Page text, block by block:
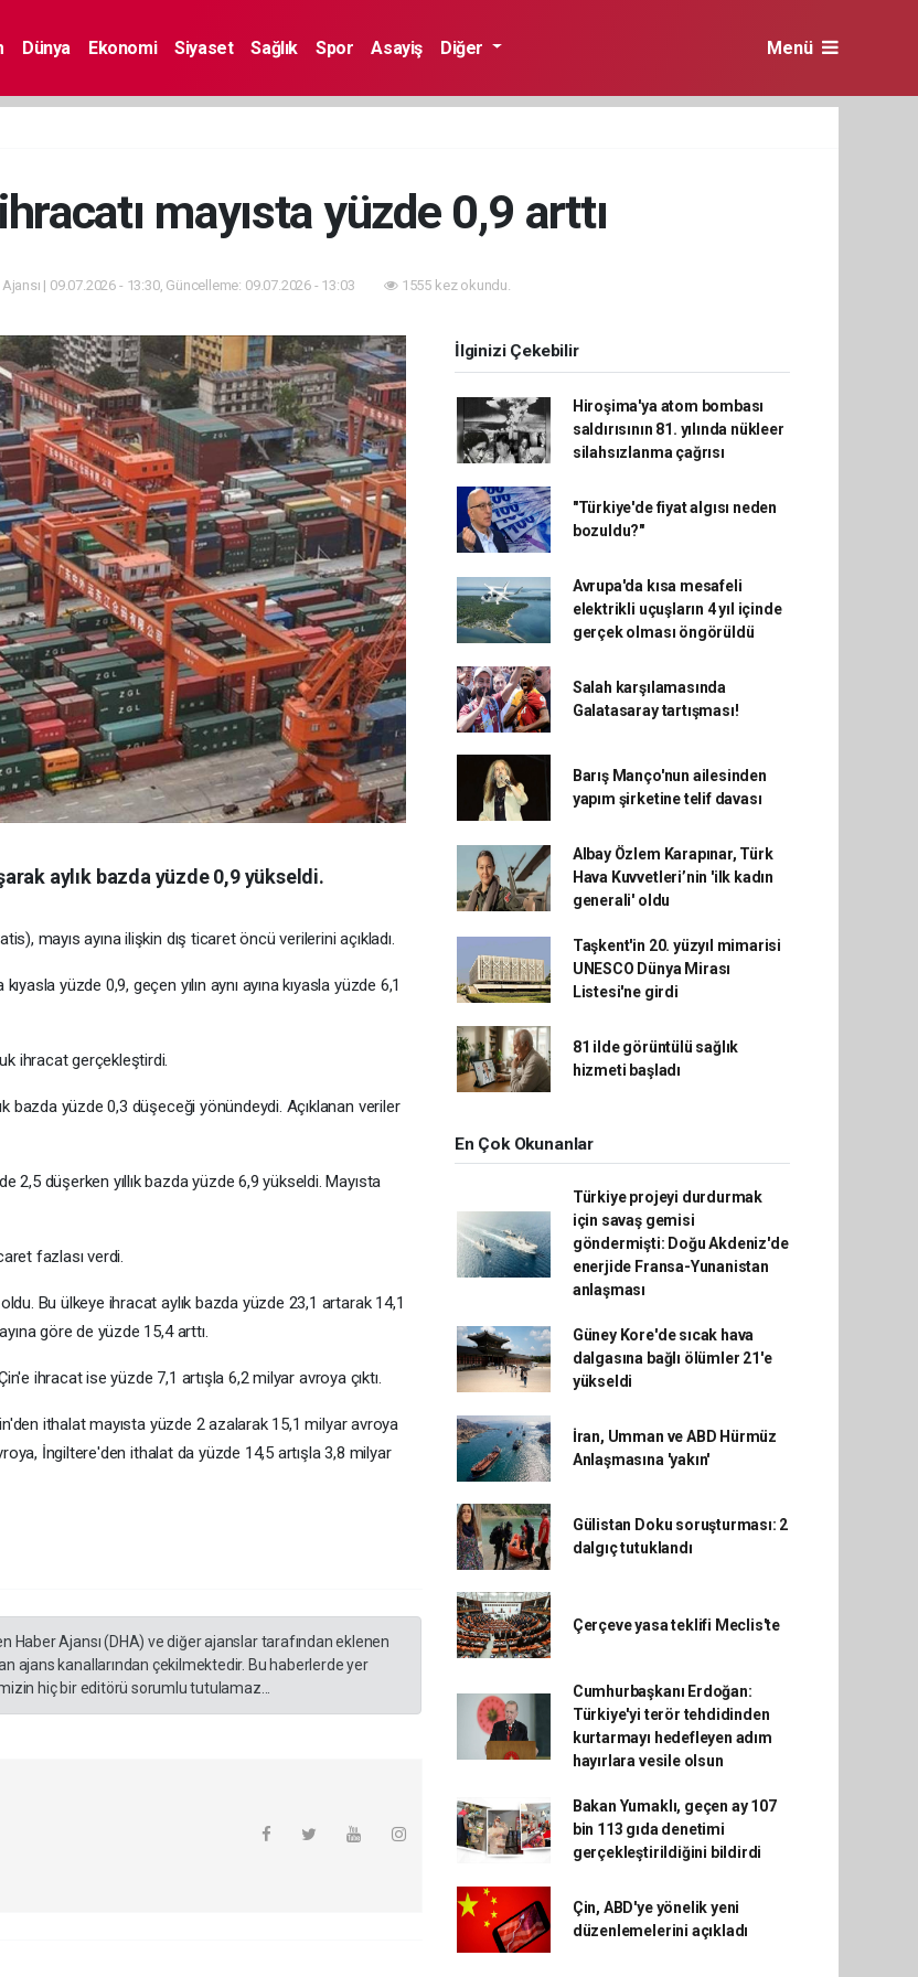
Dünya Ekonomi Siyaset Sağlık Spor Asayiş Diğer Menü
mayısta yüzde 0,9 arttı
| 09.07.2026 - 13:30, Güncelleme: 09.07.2026 - 13:03 1555 kez okundu.
aylık bazda yüzde 0,9 yükseldi.
mayıs ayına ilişkin dış ticaret öncü verilerini açıkladı.
yüzde 0,9, geçen yılın aynı ayına kıyasla yüzde 6,1
ihracat gerçekleştirdi.
bazda yüzde 0,3 düşeceği yönündeydi. Açıklanan veriler
2,5 düşerken yıllık bazda yüzde 6,9 yükseldi. Mayısta
fazlası verdi.
Bu ülkeye ihracat aylık bazda yüzde 23,1 artarak 14,1
göre de yüzde 15,4 arttı.
ihracat ise yüzde 7,1 artışla 6,2 milyar avroya çıktı.
ithalat mayısta yüzde 2 azalarak 15,1 milyar avroya
İngiltere'den ithalat da yüzde 14,5 artışla 3,8 milyar
Haber Ajansı (DHA) ve diğer ajanslar tarafından eklenen
ajans kanallarından çekilmektedir. Bu haberlerde yer
hiç bir editörü sorumlu tutulamaz...
İlginizi Çekebilir
Hiroşima'ya atom bombası
saldırısının 81. yılında nükleer
silahsızlanma çağrısı
"Türkiye'de fiyat algısı neden
bozuldu?"
Avrupa'da kısa mesafeli
elektrikli uçuşların 4 yıl içinde
gerçek olması öngörüldü
Salah karşılamasında
Galatasaray tartışması!
Barış Manço'nun ailesinden
yapım şirketine telif davası
Albay Özlem Karapınar, Türk
Hava Kuvvetleri’nin 'ilk kadın
generali' oldu
Taşkent'in 20. yüzyıl mimarisi
UNESCO Dünya Mirası
Listesi'ne girdi
81 ilde görüntülü sağlık
hizmeti başladı
En Çok Okunanlar
Türkiye projeyi durdurmak
için savaş gemisi
göndermişti: Doğu Akdeniz'de
enerjide Fransa-Yunanistan
anlaşması
Güney Kore'de sıcak hava
dalgasına bağlı ölümler 21'e
yükseldi
İran, Umman ve ABD Hürmüz
Anlaşmasına 'yakın'
Gülistan Doku soruşturması: 2
dalgıç tutuklandı
Çerçeve yasa teklifi Meclis'te
Cumhurbaşkanı Erdoğan:
Türkiye'yi terör tehdidinden
kurtarmayı hedefleyen adım
hayırlara vesile olsun
Bakan Yumaklı, geçen ay 107
bin 113 gıda denetimi
gerçekleştirildiğini bildirdi
Çin, ABD'ye yönelik yeni
düzenlemelerini açıkladı